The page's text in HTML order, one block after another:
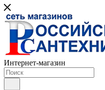
Интернет-магазин